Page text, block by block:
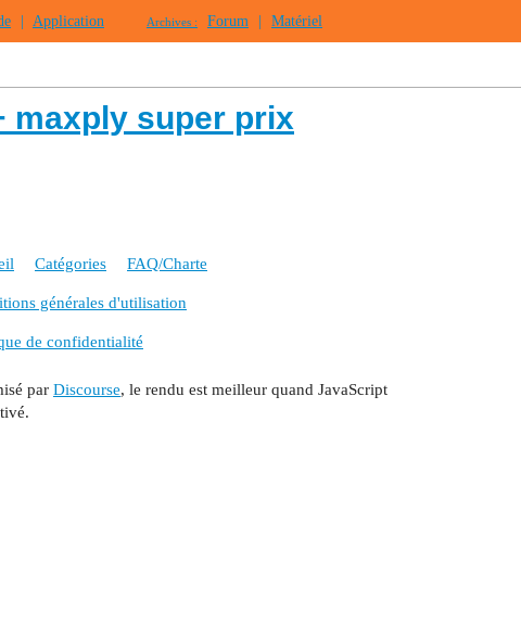
Application Archives : Forum Matériel
maxply super prix
Catégories FAQ/Charte
générales d'utilisation
de confidentialité
par Discourse, le rendu est meilleur quand JavaScript